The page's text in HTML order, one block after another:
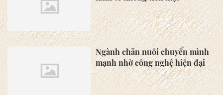
Ngành chăn nuôi chuyển mình
mạnh nhờ công nghệ hiện đại